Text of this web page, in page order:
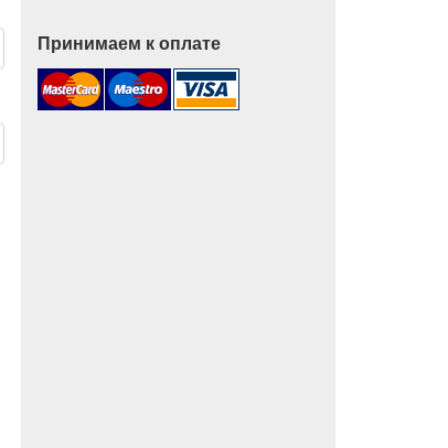
Принимаем к оплате